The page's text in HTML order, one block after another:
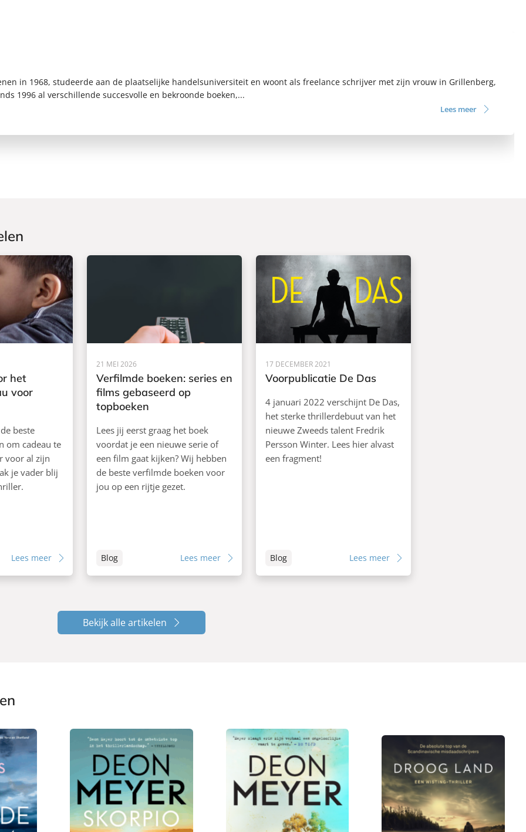
in 1968, studeerde aan de plaatselijke handelsuniversiteit en woont als freelance schrijver met zijn vrouw in Grillenberg,
1996 al verschillende succesvolle en bekroonde boeken,...
Lees meer
het
voor
beste
om cadeau te
voor al zijn
je vader blij
Lees meer
21 MEI 2026
Verfilmde boeken: series en
films gebaseerd op
topboeken
Lees jij eerst graag het boek
voordat je een nieuwe serie of
een film gaat kijken? Wij hebben
de beste verfilmde boeken voor
jou op een rijtje gezet.
Blog Lees meer
17 DECEMBER 2021
Voorpublicatie De Das
4 januari 2022 verschijnt De Das,
het sterke thrillerdebuut van het
nieuwe Zweeds talent Fredrik
Persson Winter. Lees hier alvast
een fragment!
Blog Lees meer
Bekijk alle artikelen